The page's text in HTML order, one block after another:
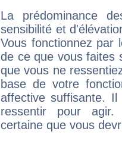
La prédominance
sensibilité et
Vous fonctionnez
de ce que vous faites
que vous ne
base de votre
affective suffisante.
ressentir pour agir.
certaine que vous